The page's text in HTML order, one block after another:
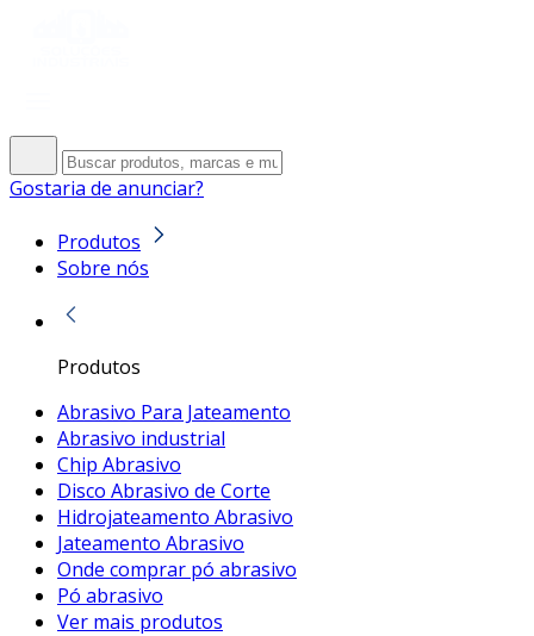
Gostaria de anunciar?
Produtos
Sobre nós
Produtos
Abrasivo Para Jateamento
Abrasivo industrial
Chip Abrasivo
Disco Abrasivo de Corte
Hidrojateamento Abrasivo
Jateamento Abrasivo
Onde comprar pó abrasivo
Pó abrasivo
Ver mais produtos